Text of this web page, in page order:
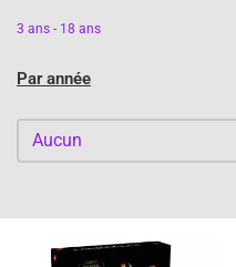
3 ans - 18 ans
Par année
Par année
Par année